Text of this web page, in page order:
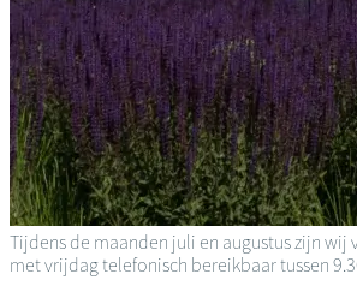
Tijdens de maanden juli en augustus zijn wij
met vrijdag telefonisch bereikbaar tussen